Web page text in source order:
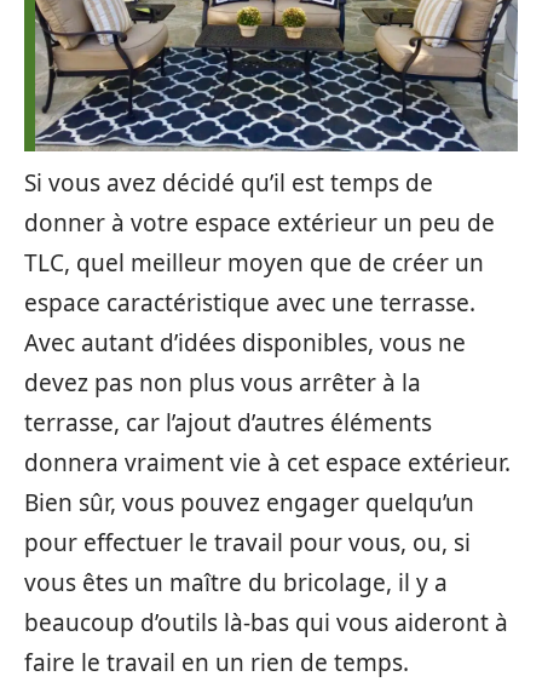
Si vous avez décidé qu’il est temps de
donner à votre espace extérieur un peu de
TLC, quel meilleur moyen que de créer un
espace caractéristique avec une terrasse.
Avec autant d’idées disponibles, vous ne
devez pas non plus vous arrêter à la
terrasse, car l’ajout d’autres éléments
donnera vraiment vie à cet espace extérieur.
Bien sûr, vous pouvez engager quelqu’un
pour effectuer le travail pour vous, ou, si
vous êtes un maître du bricolage, il y a
beaucoup d’outils là-bas qui vous aideront à
faire le travail en un rien de temps.